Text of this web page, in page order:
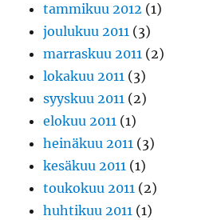
tammikuu 2012 (1)
joulukuu 2011 (3)
marraskuu 2011 (2)
lokakuu 2011 (3)
syyskuu 2011 (2)
elokuu 2011 (1)
heinäkuu 2011 (3)
kesäkuu 2011 (1)
toukokuu 2011 (2)
huhtikuu 2011 (1)